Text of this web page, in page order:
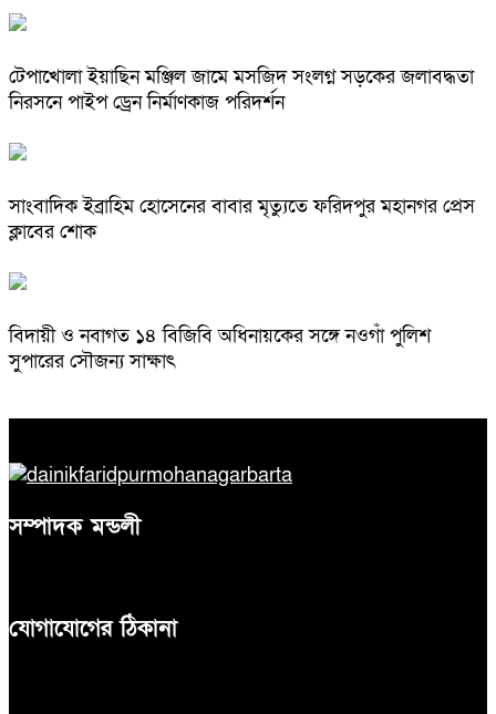
টেপাখোলা ইয়াছিন মঞ্জিল জামে মসজিদ সংলগ্ন সড়কের জলাবদ্ধতা
নিরসনে পাইপ ড্রেন নির্মাণকাজ পরিদর্শন
সাংবাদিক ইব্রাহিম হোসেনের বাবার মৃত্যুতে ফরিদপুর মহানগর প্রেস
ক্লাবের শোক
বিদায়ী ও নবাগত ১৪ বিজিবি অধিনায়কের সঙ্গে নওগাঁ পুলিশ
সুপারের সৌজন্য সাক্ষাৎ
সম্পাদক মন্ডলী
যোগাযোগের ঠিকানা